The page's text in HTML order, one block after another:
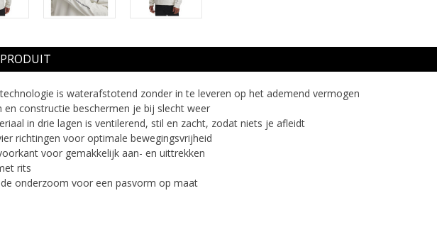
is waterafstotend zonder in te leveren op het ademend vermogen
en constructie beschermen je bij slecht weer
in drie lagen is ventilerend, stil en zacht, zodat niets je afleidt
richtingen voor optimale bewegingsvrijheid
voor gemakkelijk aan- en uittrekken
rits
onderzoom voor een pasvorm op maat